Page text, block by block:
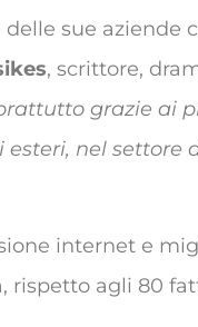
delle sue aziende
, scrittore,
grazie ai
nel settore
internet e
rispetto agli 80